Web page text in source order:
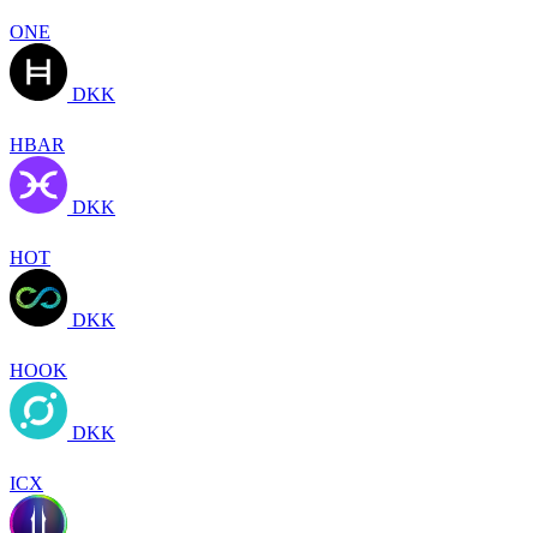
ONE
DKK
HBAR
DKK
HOT
DKK
HOOK
DKK
ICX